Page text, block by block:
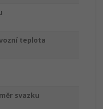
teplota
svazku